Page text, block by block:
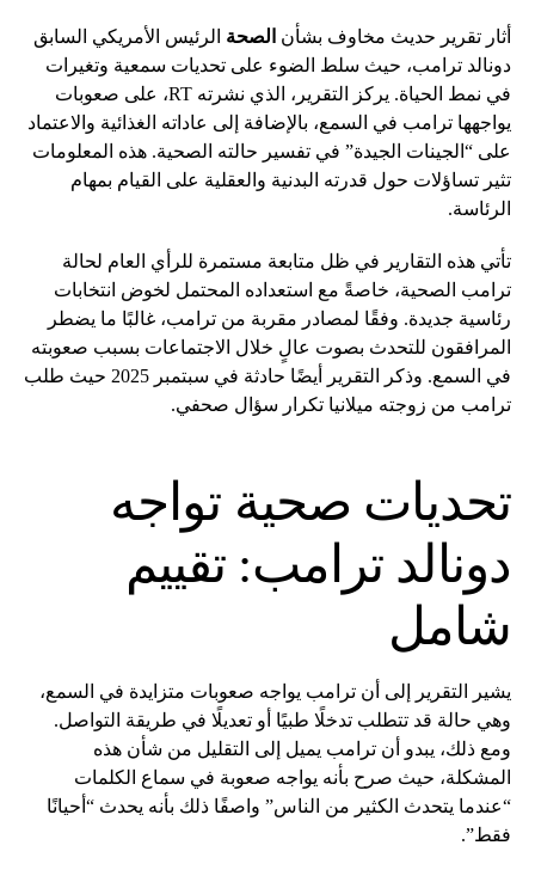
أثار تقرير حديث مخاوف بشأن الصحة الرئيس الأمريكي السابق
دونالد ترامب، حيث سلط الضوء على تحديات سمعية وتغيرات
في نمط الحياة. يركز التقرير، الذي نشرته RT، على صعوبات
يواجهها ترامب في السمع، بالإضافة إلى عاداته الغذائية والاعتماد
على “الجينات الجيدة” في تفسير حالته الصحية. هذه المعلومات
تثير تساؤلات حول قدرته البدنية والعقلية على القيام بمهام
الرئاسة.
تأتي هذه التقارير في ظل متابعة مستمرة للرأي العام لحالة
ترامب الصحية، خاصةً مع استعداده المحتمل لخوض انتخابات
رئاسية جديدة. وفقًا لمصادر مقربة من ترامب، غالبًا ما يضطر
المرافقون للتحدث بصوت عالٍ خلال الاجتماعات بسبب صعوبته
في السمع. وذكر التقرير أيضًا حادثة في سبتمبر 2025 حيث طلب
ترامب من زوجته ميلانيا تكرار سؤال صحفي.
تحديات صحية تواجه
دونالد ترامب: تقييم
شامل
يشير التقرير إلى أن ترامب يواجه صعوبات متزايدة في السمع،
وهي حالة قد تتطلب تدخلًا طبيًا أو تعديلًا في طريقة التواصل.
ومع ذلك، يبدو أن ترامب يميل إلى التقليل من شأن هذه
المشكلة، حيث صرح بأنه يواجه صعوبة في سماع الكلمات
“عندما يتحدث الكثير من الناس” واصفًا ذلك بأنه يحدث “أحيانًا
فقط”.